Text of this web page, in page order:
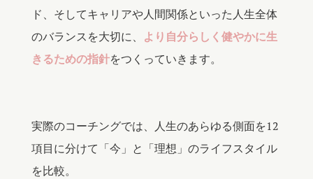
ド、そしてキャリアや人間関係といった人生全体
のバランスを大切に、
より自分らしく健やかに生
きるための指針をつくっていきます。
実際のコーチングでは、人生のあらゆる側面を12
項目に分けて「今」と「理想」のライフスタイル
を比較。